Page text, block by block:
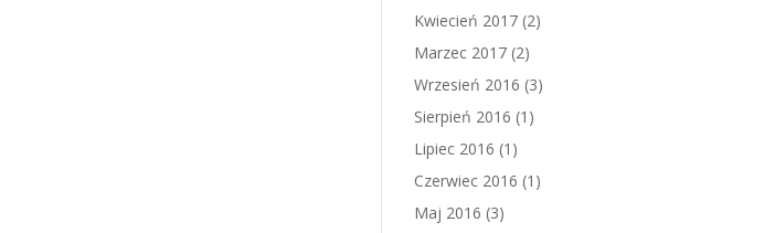
Kwiecień 2017 (2)
Marzec 2017 (2)
Wrzesień 2016 (3)
Sierpień 2016 (1)
Lipiec 2016 (1)
Czerwiec 2016 (1)
Maj 2016 (3)